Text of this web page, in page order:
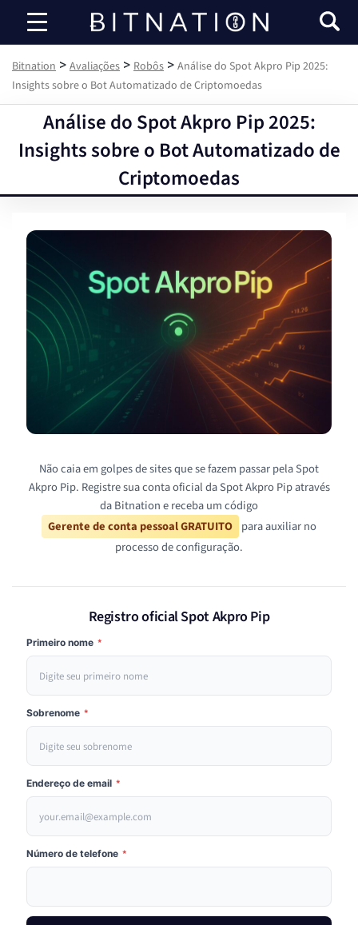
Bitnation
Bitnation > Avaliações > Robôs > Análise do Spot Akpro Pip 2025:
Insights sobre o Bot Automatizado de Criptomoedas
Análise do Spot Akpro Pip 2025:
Insights sobre o Bot Automatizado de
Criptomoedas
Não caia em golpes de sites que se fazem passar pela Spot
Akpro Pip. Registre sua conta oficial da Spot Akpro Pip através
da Bitnation e receba um código
Gerente de conta pessoal GRATUITO para auxiliar no
processo de configuração.
Registro oficial Spot Akpro Pip
Primeiro nome *
Sobrenome *
Endereço de email *
Número de telefone *